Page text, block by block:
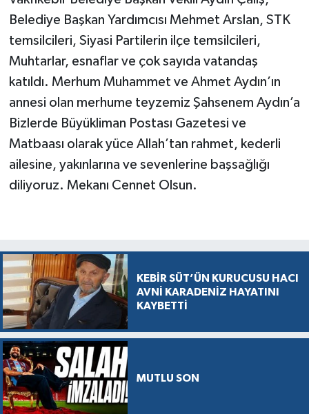
Belediye Başkan Yardımcısı Mehmet Arslan, STK
temsilcileri, Siyasi Partilerin ilçe temsilcileri,
Muhtarlar, esnaflar ve çok sayıda vatandaş
katıldı. Merhum Muhammet ve Ahmet Aydın’ın
annesi olan merhume teyzemiz Şahsenem Aydın’a
Bizlerde Büyükliman Postası Gazetesi ve
Matbaası olarak yüce Allah’tan rahmet, kederli
ailesine, yakınlarına ve sevenlerine başsağlığı
diliyoruz. Mekanı Cennet Olsun.
KEBİR SÜT’ÜN KURUCUSU HACI
AVNİ KARADENİZ HAYATINI
KAYBETTİ
MUTLU SON